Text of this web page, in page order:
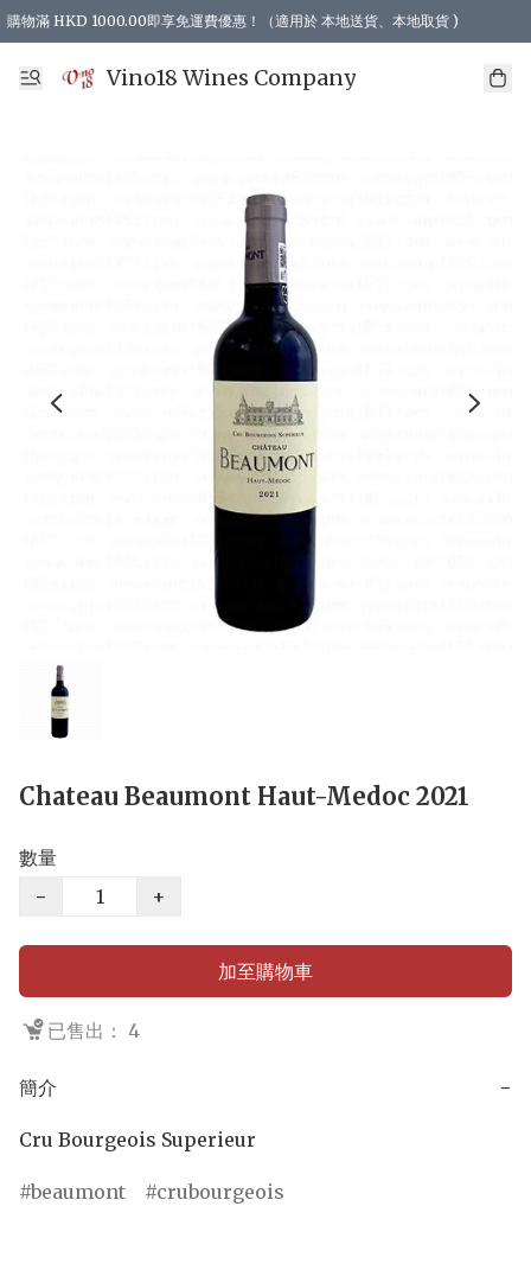
購物滿 HKD 1000.00即享免運費優惠！（適用於 本地送貨、本地取貨 )
Vino18 Wines Company
Chateau Beaumont Haut-Medoc 2021
數量
−
+
加至購物車
已售出： 4
簡介 −
Cru Bourgeois Superieur
beaumont crubourgeois